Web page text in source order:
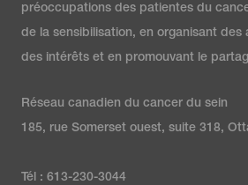
préoccupations des patientes du
de la sensibilisation, en organisant des
des intérêts et en promouvant le
Réseau canadien du cancer du sein
185, rue Somerset ouest, suite 318,
Tél : 613-230-3044